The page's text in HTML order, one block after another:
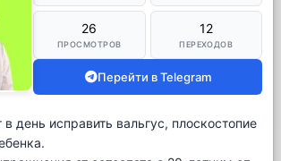
26
ПРОСМОТРОВ
12
ПЕРЕХОДОВ
Перейти в Telegram
день исправить вальгус, плоскостопие